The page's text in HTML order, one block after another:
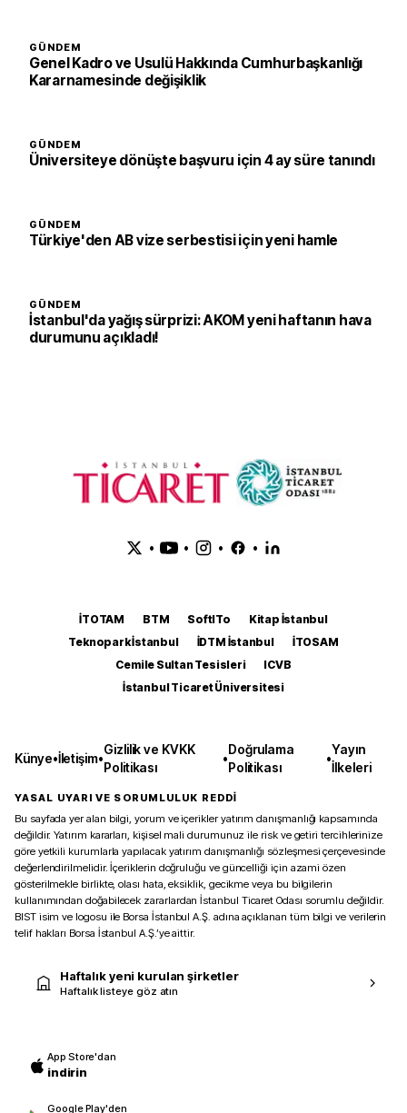
GÜNDEM
Genel Kadro ve Usulü Hakkında Cumhurbaşkanlığı
Kararnamesinde değişiklik
GÜNDEM
Üniversiteye dönüşte başvuru için 4 ay süre tanındı
GÜNDEM
Türkiye'den AB vize serbestisi için yeni hamle
GÜNDEM
İstanbul'da yağış sürprizi: AKOM yeni haftanın hava
durumunu açıkladı!
• • • •
İTOTAM BTM SoftITo
Kitap İstanbul
Teknopark İstanbul
İDTM İstanbul
İTOSAM
Cemile Sultan Tesisleri
ICVB
İstanbul Ticaret Üniversitesi
Künye•İletişim•
Gizlilik ve KVKK
Politikası
•
Doğrulama
Politikası
•
Yayın
İlkeleri
YASAL UYARI VE SORUMLULUK REDDİ
Bu sayfada yer alan bilgi, yorum ve içerikler yatırım danışmanlığı kapsamında
değildir. Yatırım kararları, kişisel mali durumunuz ile risk ve getiri tercihlerinize
göre yetkili kurumlarla yapılacak yatırım danışmanlığı sözleşmesi çerçevesinde
değerlendirilmelidir. İçeriklerin doğruluğu ve güncelliği için azami özen
gösterilmekle birlikte, olası hata, eksiklik, gecikme veya bu bilgilerin
kullanımından doğabilecek zararlardan İstanbul Ticaret Odası sorumlu değildir.
BIST isim ve logosu ile Borsa İstanbul A.Ş. adına açıklanan tüm bilgi ve verilerin
telif hakları Borsa İstanbul A.Ş.’ye aittir.
Haftalık yeni kurulan şirketler
Haftalık listeye göz atın
App Store'dan
indirin
Google Play'den